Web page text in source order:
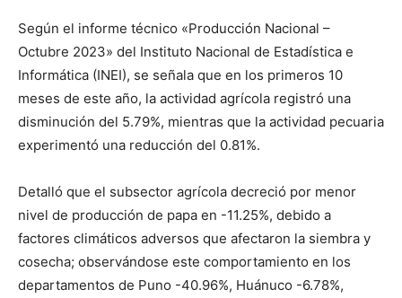
Según el informe técnico «Producción Nacional –
Octubre 2023» del Instituto Nacional de Estadística e
Informática (INEI), se señala que en los primeros 10
meses de este año, la actividad agrícola registró una
disminución del 5.79%, mientras que la actividad pecuaria
experimentó una reducción del 0.81%.
Detalló que el subsector agrícola decreció por menor
nivel de producción de papa en -11.25%, debido a
factores climáticos adversos que afectaron la siembra y
cosecha; observándose este comportamiento en los
departamentos de Puno -40.96%, Huánuco -6.78%,